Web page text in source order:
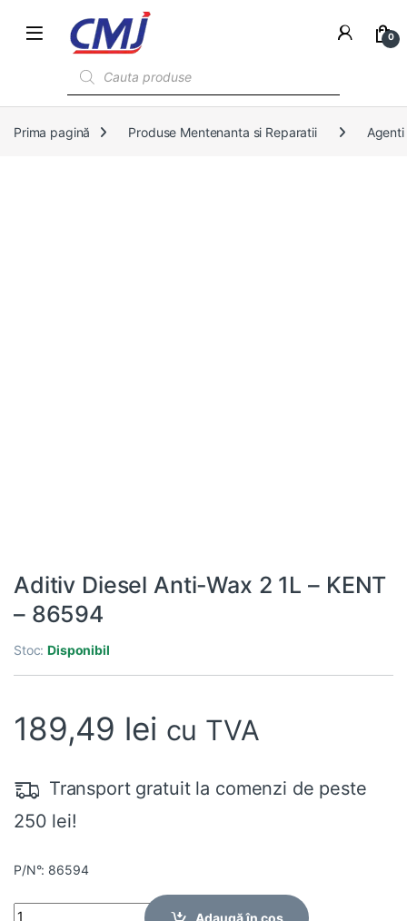
0
Prima pagină Produse Mentenanta si Reparatii
Aditiv Diesel Anti-Wax 2 1L – KENT
– 86594
Stoc:Disponibil
189,49 lei cu TVA
Transport gratuit la comenzi de peste
250 lei!
P/N°: 86594
Quantity
Adaugă în coș